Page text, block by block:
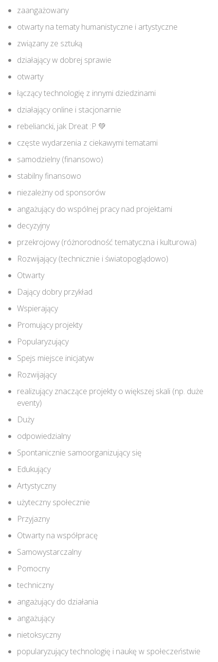
zaangażowany
otwarty na tematy humanistyczne i artystyczne
związany ze sztuką
działający w dobrej sprawie
otwarty
łączący technologię z innymi dziedzinami
działający online i stacjonarnie
rebeliancki, jak Dreat :P 💚
częste wydarzenia z ciekawymi tematami
samodzielny (finansowo)
stabilny finansowo
niezależny od sponsorów
angażujący do wspólnej pracy nad projektami
decyzyjny
przekrojowy (różnorodność tematyczna i kulturowa)
Rozwijający (technicznie i światopoglądowo)
Otwarty
Dający dobry przykład
Wspierający
Promujący projekty
Popularyzujący
Spejs miejsce inicjatyw
Rozwijający
realizujący znaczące projekty o większej skali (np. duże
eventy)
Duży
odpowiedzialny
Spontanicznie samoorganizujący się
Edukujący
Artystyczny
użyteczny społecznie
Przyjazny
Otwarty na współpracę
Samowystarczalny
Pomocny
techniczny
angażujący do działania
angażujący
nietoksyczny
popularyzujący technologię i naukę w społeczeństwie